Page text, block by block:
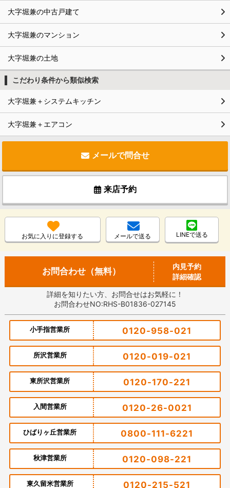
大字堀兼の中古戸建て
大字堀兼のマンション
大字堀兼の土地
こだわり条件から類似検索
大字堀兼＋システムキッチン
大字堀兼＋エアコン
メールで問合せ
来店予約
お気に入りに登録する メールで送る LINEで送る
お問合わせ（無料）
内見予約
詳細確認
詳細を知りたい方、お問合せはお気軽に！
お問合わせNO:RHS-B01836-027145
小手指営業所 0120-958-021
所沢営業所 0120-019-021
東所沢営業所 0120-170-221
入間営業所 0120-26-0021
ひばりヶ丘営業所 0800-111-6221
秋津営業所 0120-098-221
東久留米営業所 0120-215-521